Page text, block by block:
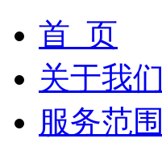
首 页
关于我们
服务范围